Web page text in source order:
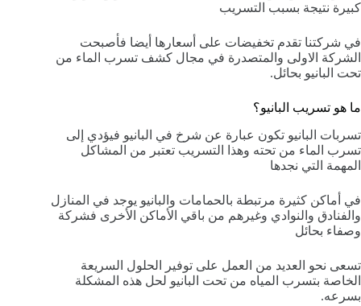
كبيرة نتيجة بسبب التسريب
في شركتنا تقدم تخفيضات على أسعارها أيضا فأصبحت
الشركة الاولى والمتصدرة في مجال كشف تسرب الماء من
تحت البانيو بحائل.
ما هو تسريب البانيو؟
تسربات البانيو تكون عبارة عن شرخ في البانيو فيؤدي إلى
تسرب الماء من تحته وهذا التسريب تعتبر من المشاكل
المهمة التي نجدها
في أماكن كثيرة مرتبطة بالحمامات والبانيو يوجد في المنازل
والفنادق والنوادي وغيرهم من باقي الأماكن الأخرى فشركة
وصفاء بحائل
تسعى نحو العديد من العمل على توفير الحلول السريعة
الخاصة بتسرب المياه من تحت البانيو لحل هذه المشكلة
بسرعه.